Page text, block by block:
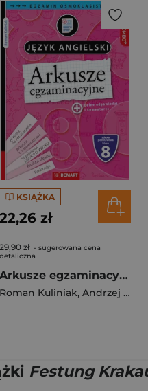
KSIĄŻKA
22,26 zł
29,90 zł - sugerowana cena
detaliczna
Arkusze egzaminacyjne. Język angielski. Egzamin ósmoklasisty. COMBO
Roman Kuliniak, Andrzej Chwalba
Festung